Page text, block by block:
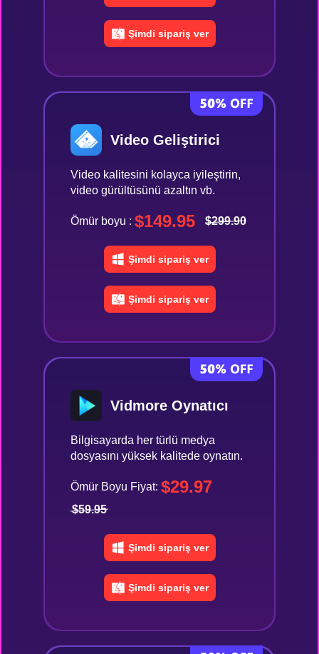
Şimdi sipariş ver
Video Geliştirici
Video kalitesini kolayca iyileştirin,
video gürültüsünü azaltın vb.
Ömür boyu : $149.95 $299.90
Şimdi sipariş ver
Şimdi sipariş ver
Vidmore Oynatıcı
Bilgisayarda her türlü medya
dosyasını yüksek kalitede oynatın.
Ömür Boyu Fiyat: $29.97
$59.95
Şimdi sipariş ver
Şimdi sipariş ver